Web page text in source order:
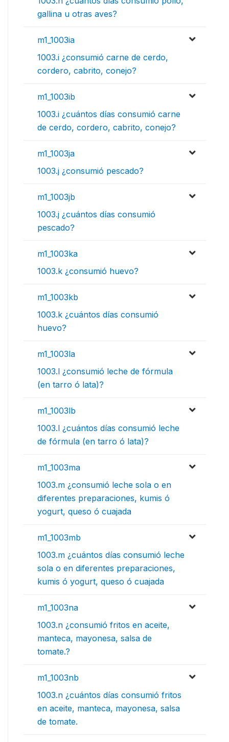
gallina u otras aves?
m1_1003ia
1003.i ¿consumió carne de cerdo,
cordero, cabrito, conejo?
m1_1003ib
1003.i ¿cuántos días consumió carne
de cerdo, cordero, cabrito, conejo?
m1_1003ja
1003.j ¿consumió pescado?
m1_1003jb
1003.j ¿cuántos días consumió
pescado?
m1_1003ka
1003.k ¿consumió huevo?
m1_1003kb
1003.k ¿cuántos días consumió
huevo?
m1_1003la
1003.l ¿consumió leche de fórmula
(en tarro ó lata)?
m1_1003lb
1003.l ¿cuántos días consumió leche
de fórmula (en tarro ó lata)?
m1_1003ma
1003.m ¿consumió leche sola o en
diferentes preparaciones, kumis ó
yogurt, queso ó cuajada
m1_1003mb
1003.m ¿cuántos días consumió leche
sola o en diferentes preparaciones,
kumis ó yogurt, queso ó cuajada
m1_1003na
1003.n ¿consumió fritos en aceite,
manteca, mayonesa, salsa de
tomate.?
m1_1003nb
1003.n ¿cuántos días consumió fritos
en aceite, manteca, mayonesa, salsa
de tomate.